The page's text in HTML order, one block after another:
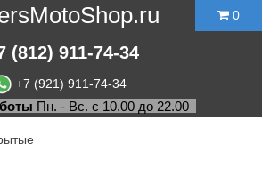
(812) 911-74-34
+7 (921) 911-74-34
0
Пн. - Вс. с 10.00 до 22.00